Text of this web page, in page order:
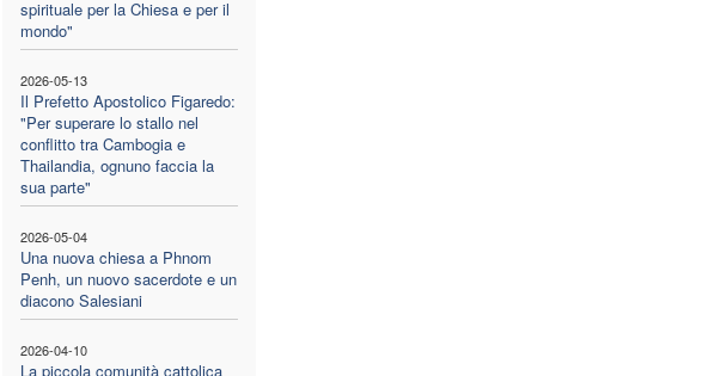
spirituale per la Chiesa e per il
mondo"
2026-05-13
Il Prefetto Apostolico Figaredo:
"Per superare lo stallo nel
conflitto tra Cambogia e
Thailandia, ognuno faccia la
sua parte"
2026-05-04
Una nuova chiesa a Phnom
Penh, un nuovo sacerdote e un
diacono Salesiani
2026-04-10
La piccola comunità cattolica